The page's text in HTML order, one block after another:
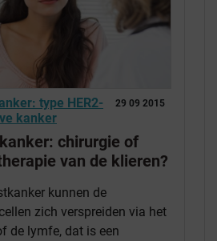
29 09 2015
type HER2-
kanker
chirurgie of
van de klieren?
kunnen de
zich verspreiden via het
de lymfe, dat is een